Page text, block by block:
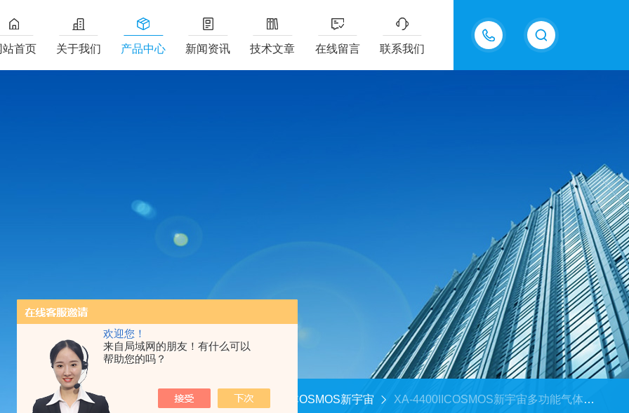
欢迎您！
来自局域网的朋友！有什么可以
帮助您的吗？
15815550998
站首页 关于我们 产品中心 新闻资讯 技术文章 在线留言 联系我们
首页 产品中心 COSMOS新宇宙 XA-4400IICOSMOS新宇宙多功能气体检测仪玉崎科学